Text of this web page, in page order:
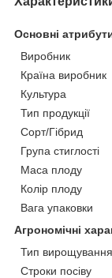
Основні
Виробник
Країна виробник
Культура
Тип продукції
Сорт/Гібрид
Група стиглості
Маса плоду
Колір плоду
Вага упаковки
Агрономічні
Тип вирощування
Строки посіву